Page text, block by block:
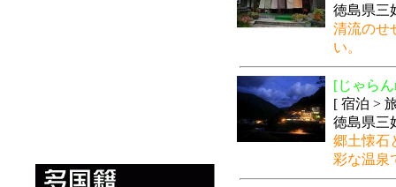
徳島県三
清流のせ
い。
[じゃらん
[ 宿泊 >
徳島県三
郷土懐石
彩な温泉